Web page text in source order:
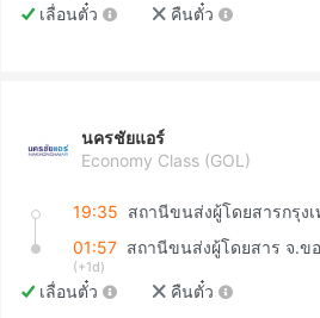
เลื่อนตั๋ว คืนตั๋ว
นครชัยแอร์
Economy Class (GOL)
19:35
01:57 สถานีขนส่งผู้โดยสาร จ.ข
(+1d)
เลื่อนตั๋ว คืนตั๋ว